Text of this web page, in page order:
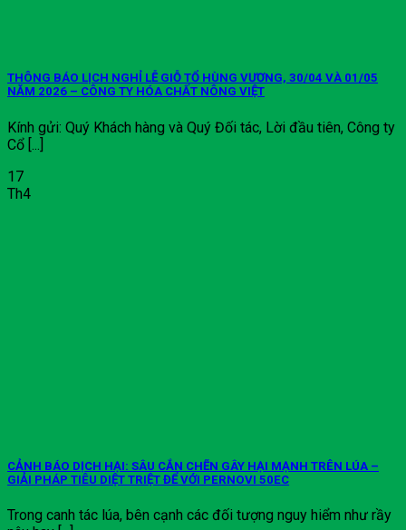
THÔNG BÁO LỊCH NGHỈ LỄ GIỖ TỔ HÙNG VƯƠNG, 30/04 VÀ 01/05
NĂM 2026 – CÔNG TY HÓA CHẤT NÔNG VIỆT
Kính gửi: Quý Khách hàng và Quý Đối tác, Lời đầu tiên, Công ty
Cổ [...]
17
Th4
CẢNH BÁO DỊCH HẠI: SÂU CẮN CHẼN GÂY HẠI MẠNH TRÊN LÚA –
GIẢI PHÁP TIÊU DIỆT TRIỆT ĐỂ VỚI PERNOVI 50EC
Trong canh tác lúa, bên cạnh các đối tượng nguy hiểm như rầy